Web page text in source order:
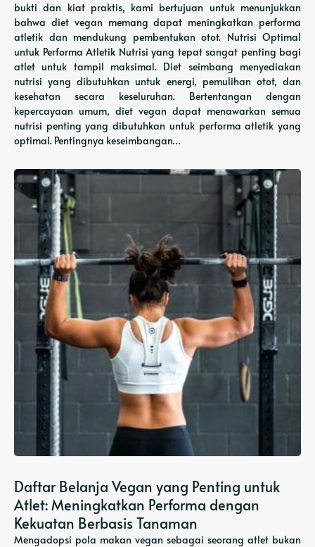
bukti dan kiat praktis, kami bertujuan untuk menunjukkan
bahwa diet vegan memang dapat meningkatkan performa
atletik dan mendukung pembentukan otot. Nutrisi Optimal
untuk Performa Atletik Nutrisi yang tepat sangat penting bagi
atlet untuk tampil maksimal. Diet seimbang menyediakan
nutrisi yang dibutuhkan untuk energi, pemulihan otot, dan
kesehatan secara keseluruhan. Bertentangan dengan
kepercayaan umum, diet vegan dapat menawarkan semua
nutrisi penting yang dibutuhkan untuk performa atletik yang
optimal. Pentingnya keseimbangan…
Daftar Belanja Vegan yang Penting untuk
Atlet: Meningkatkan Performa dengan
Kekuatan Berbasis Tanaman
Mengadopsi pola makan vegan sebagai seorang atlet bukan